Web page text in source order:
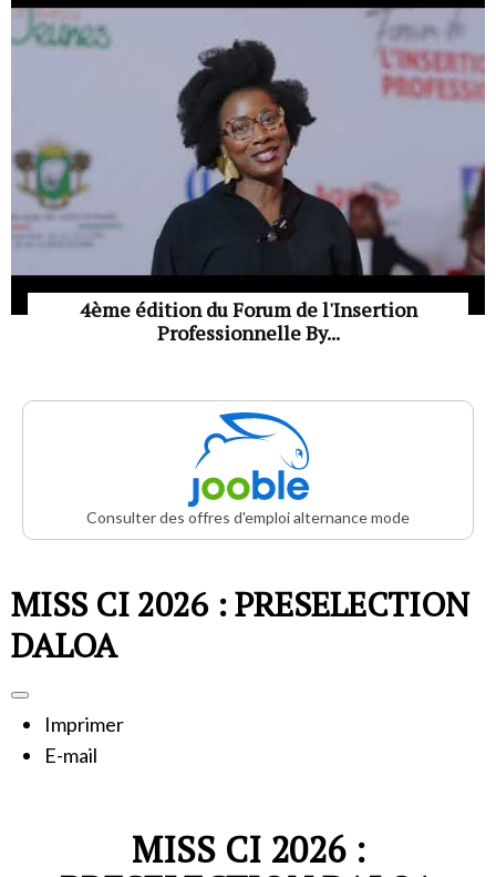
4ème édition du Forum de l'Insertion
Professionnelle By...
Consulter des offres d'emploi alternance mode
MISS CI 2026 : PRESELECTION
DALOA
Imprimer
E-mail
MISS CI 2026 :